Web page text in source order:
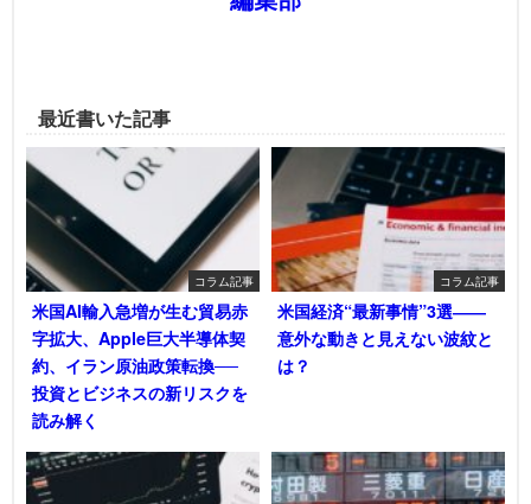
最近書いた記事
コラム記事
米国AI輸入急増が生む貿易赤
字拡大、Apple巨大半導体契
約、イラン原油政策転換──
投資とビジネスの新リスクを
読み解く
コラム記事
米国経済“最新事情”3選――
意外な動きと見えない波紋と
は？